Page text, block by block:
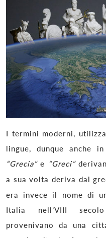
I termini moderni,
lingue, dunque anche
“Grecia”e “Greci”
a sua volta deriva dal
era invece il nome di
Italia nell’VIII
provenivano da una